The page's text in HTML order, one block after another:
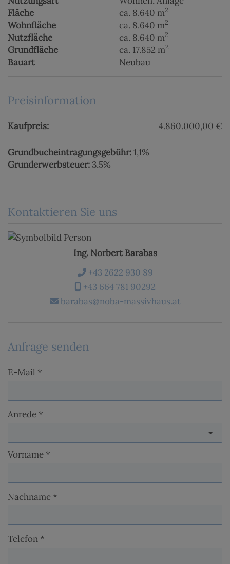
Fläche
ca. 8.640 m2
Wohnfläche ca. 8.640 m2
Nutzfläche ca. 8.640 m2
Grundfläche ca. 17.852 m2
Bauart Neubau
Preisinformation
Kaufpreis: 4.860.000,00 €
Grundbucheintragungsgebühr:1,1%
Grunderwerbsteuer: 3,5%
Kontaktieren Sie uns
Ing. Norbert Barabas
+43 2622 930 89
+43 664 781 90292
barabas@noba-massivhaus.at
Anfrage senden
E-Mail
Anrede
Vorname
Nachname
Telefon